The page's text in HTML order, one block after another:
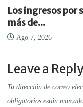
Los ingresos por
más de...
Ago 7, 2026
Leave a Reply
Tu dirección de correo
obligatorios están